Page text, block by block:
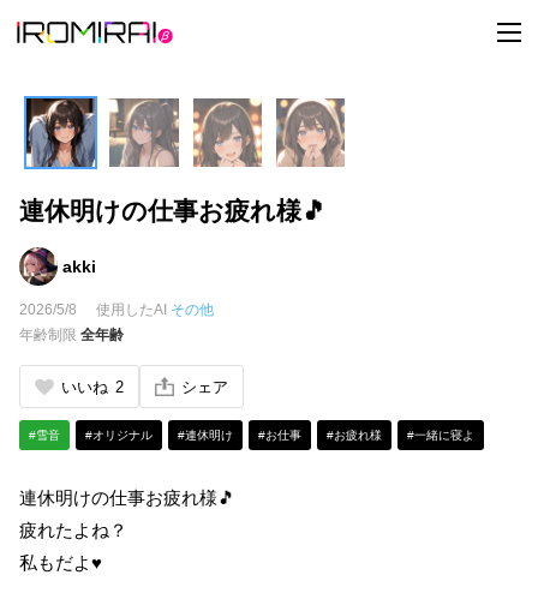
t
o
連休明けの仕事お疲れ様🎵
akki
2026/5/8 使用したAI その他
年齢制限 全年齢
いいね 2 シェア
#雪音 #オリジナル #連休明け #お仕事 #お疲れ様 #一緒に寝よ
連休明けの仕事お疲れ様🎵
疲れたよね？
私もだよ♥